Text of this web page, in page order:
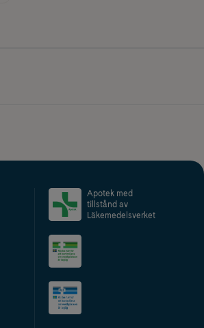
Apotek med
tillstånd av
Läkemedelsverket